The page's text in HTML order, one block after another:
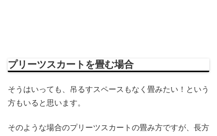
プリーツスカートを畳む場合
そうはいっても、吊るすスペースもなく畳みたい！という
方もいると思います。
そのような場合のプリーツスカートの畳み方ですが、長方